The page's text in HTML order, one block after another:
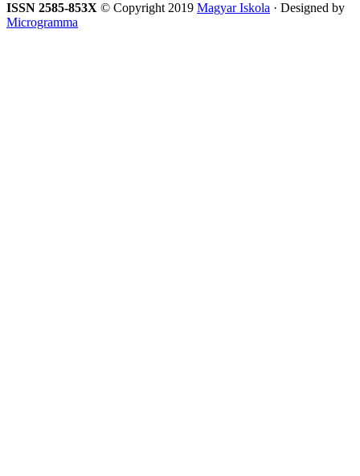
ISSN 2585-853X © Copyright 2019 Magyar Iskola · Designed by
Microgramma